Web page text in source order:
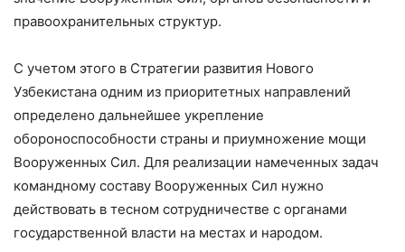
правоохранительных структур.
С учетом этого в Стратегии развития Нового
Узбекистана одним из приоритетных направлений
определено дальнейшее укрепление
обороноспособности страны и приумножение мощи
Вооруженных Сил. Для реализации намеченных задач
командному составу Вооруженных Сил нужно
действовать в тесном сотрудничестве с органами
государственной власти на местах и народом.